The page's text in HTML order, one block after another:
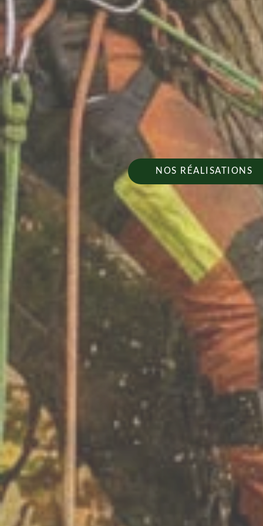
NOS RÉALISATIONS